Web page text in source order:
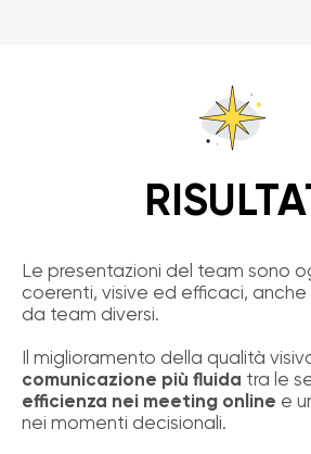
Le presentazioni del team sono
coerenti, visive ed efficaci,
da team diversi.
Il miglioramento della qualità
comunicazione più fluida tra le
efficienza nei meeting online e
nei momenti decisionali.